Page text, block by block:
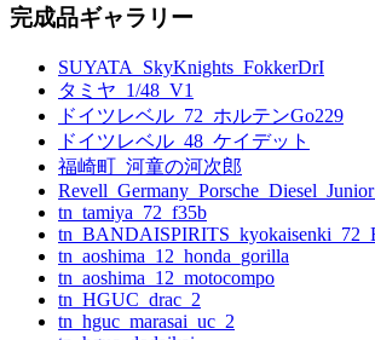
ー
完成品ギャラリー
SUYATA_SkyKnights_FokkerDrI
タミヤ_1/48_V1
ドイツレベル_72_ホルテンGo229
ドイツレベル_48_ケイデット
福崎町_河童の河次郎
tn_tamiya_72_f35b
tn_aoshima_12_honda_gorilla
tn_aoshima_12_motocompo
tn_HGUC_drac_2
tn_hguc_marasai_uc_2